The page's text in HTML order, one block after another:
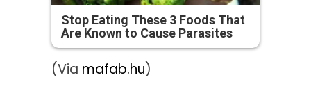
Stop Eating These 3 Foods That
Are Known to Cause Parasites
(Via mafab.hu)